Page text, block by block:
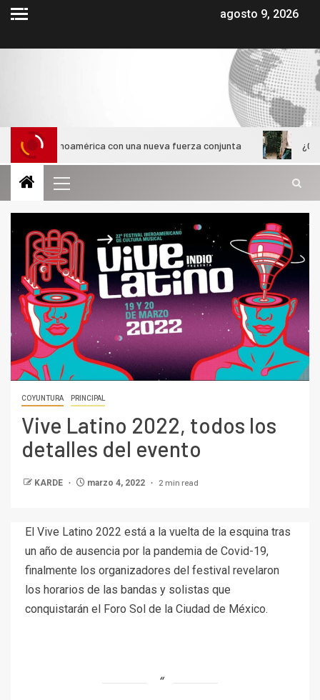
agosto 9, 2026
con una nueva fuerza conjunta ¿Cómo
COYUNTURA PRINCIPAL
Vive Latino 2022, todos los
detalles del evento
KARDE marzo 4, 2022 2 min read
El Vive Latino 2022 está a la vuelta de la esquina tras
un año de ausencia por la pandemia de Covid-19,
finalmente los organizadores del festival revelaron
los horarios de las bandas y solistas que
conquistarán el Foro Sol de la Ciudad de México.